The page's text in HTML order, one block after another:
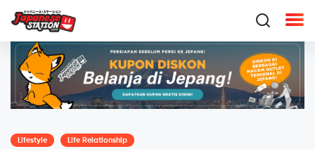
Lifestyle Life Relationship